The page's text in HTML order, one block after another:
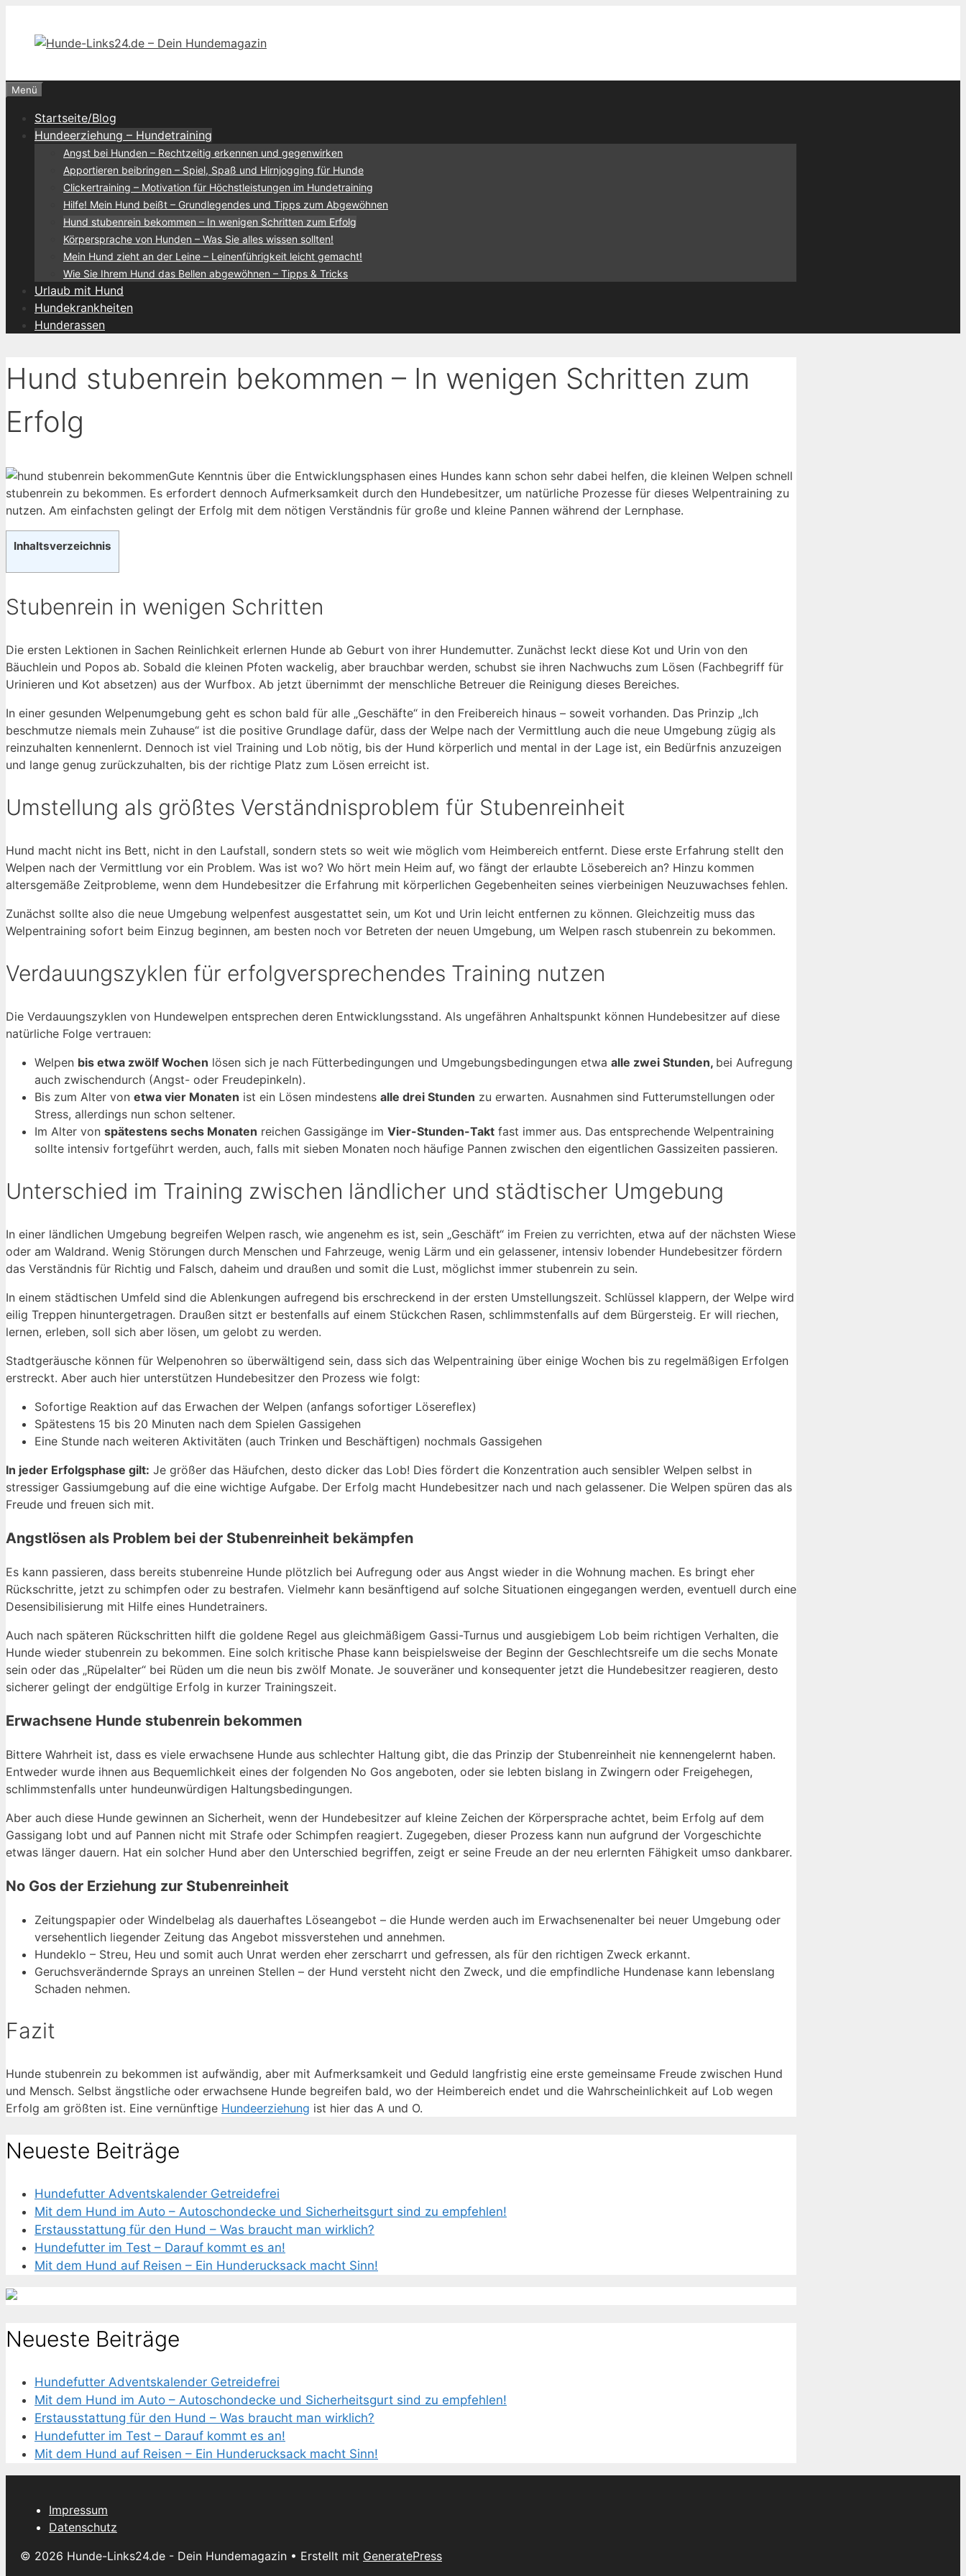
springen
Menü
Startseite/Blog
Hundeerziehung – Hundetraining
Angst bei Hunden – Rechtzeitig erkennen und gegenwirken
Apportieren beibringen – Spiel, Spaß und Hirnjogging für Hunde
Clickertraining – Motivation für Höchstleistungen im Hundetraining
Hilfe! Mein Hund beißt – Grundlegendes und Tipps zum Abgewöhnen
Hund stubenrein bekommen – In wenigen Schritten zum Erfolg
Körpersprache von Hunden – Was Sie alles wissen sollten!
Mein Hund zieht an der Leine – Leinenführigkeit leicht gemacht!
Wie Sie Ihrem Hund das Bellen abgewöhnen – Tipps & Tricks
Urlaub mit Hund
Hundekrankheiten
Hunderassen
Hund stubenrein bekommen – In wenigen Schritten zum
Erfolg
Gute Kenntnis über die Entwicklungsphasen eines Hundes kann schon sehr dabei helfen, die kleinen Welpen schnell
stubenrein zu bekommen. Es erfordert dennoch Aufmerksamkeit durch den Hundebesitzer, um natürliche Prozesse für dieses Welpentraining zu
nutzen. Am einfachsten gelingt der Erfolg mit dem nötigen Verständnis für große und kleine Pannen während der Lernphase.
Inhaltsverzeichnis
Stubenrein in wenigen Schritten
Die ersten Lektionen in Sachen Reinlichkeit erlernen Hunde ab Geburt von ihrer Hundemutter. Zunächst leckt diese Kot und Urin von den
Bäuchlein und Popos ab. Sobald die kleinen Pfoten wackelig, aber brauchbar werden, schubst sie ihren Nachwuchs zum Lösen (Fachbegriff für
Urinieren und Kot absetzen) aus der Wurfbox. Ab jetzt übernimmt der menschliche Betreuer die Reinigung dieses Bereiches.
In einer gesunden Welpenumgebung geht es schon bald für alle „Geschäfte“ in den Freibereich hinaus – soweit vorhanden. Das Prinzip „Ich
beschmutze niemals mein Zuhause“ ist die positive Grundlage dafür, dass der Welpe nach der Vermittlung auch die neue Umgebung zügig als
reinzuhalten kennenlernt. Dennoch ist viel Training und Lob nötig, bis der Hund körperlich und mental in der Lage ist, ein Bedürfnis anzuzeigen
und lange genug zurückzuhalten, bis der richtige Platz zum Lösen erreicht ist.
Umstellung als größtes Verständnisproblem für Stubenreinheit
Hund macht nicht ins Bett, nicht in den Laufstall, sondern stets so weit wie möglich vom Heimbereich entfernt. Diese erste Erfahrung stellt den
Welpen nach der Vermittlung vor ein Problem. Was ist wo? Wo hört mein Heim auf, wo fängt der erlaubte Lösebereich an? Hinzu kommen
altersgemäße Zeitprobleme, wenn dem Hundebesitzer die Erfahrung mit körperlichen Gegebenheiten seines vierbeinigen Neuzuwachses fehlen.
Zunächst sollte also die neue Umgebung welpenfest ausgestattet sein, um Kot und Urin leicht entfernen zu können. Gleichzeitig muss das
Welpentraining sofort beim Einzug beginnen, am besten noch vor Betreten der neuen Umgebung, um Welpen rasch stubenrein zu bekommen.
Verdauungszyklen für erfolgversprechendes Training nutzen
Die Verdauungszyklen von Hundewelpen entsprechen deren Entwicklungsstand. Als ungefähren Anhaltspunkt können Hundebesitzer auf diese
natürliche Folge vertrauen:
Welpen bis etwa zwölf Wochen lösen sich je nach Fütterbedingungen und Umgebungsbedingungen etwa alle zwei Stunden, bei Aufregung
auch zwischendurch (Angst- oder Freudepinkeln).
Bis zum Alter von etwa vier Monaten ist ein Lösen mindestens alle drei Stunden zu erwarten. Ausnahmen sind Futterumstellungen oder
Stress, allerdings nun schon seltener.
Im Alter von spätestens sechs Monaten reichen Gassigänge im Vier-Stunden-Takt fast immer aus. Das entsprechende Welpentraining
sollte intensiv fortgeführt werden, auch, falls mit sieben Monaten noch häufige Pannen zwischen den eigentlichen Gassizeiten passieren.
Unterschied im Training zwischen ländlicher und städtischer Umgebung
In einer ländlichen Umgebung begreifen Welpen rasch, wie angenehm es ist, sein „Geschäft“ im Freien zu verrichten, etwa auf der nächsten Wiese
oder am Waldrand. Wenig Störungen durch Menschen und Fahrzeuge, wenig Lärm und ein gelassener, intensiv lobender Hundebesitzer fördern
das Verständnis für Richtig und Falsch, daheim und draußen und somit die Lust, möglichst immer stubenrein zu sein.
In einem städtischen Umfeld sind die Ablenkungen aufregend bis erschreckend in der ersten Umstellungszeit. Schlüssel klappern, der Welpe wird
eilig Treppen hinuntergetragen. Draußen sitzt er bestenfalls auf einem Stückchen Rasen, schlimmstenfalls auf dem Bürgersteig. Er will riechen,
lernen, erleben, soll sich aber lösen, um gelobt zu werden.
Stadtgeräusche können für Welpenohren so überwältigend sein, dass sich das Welpentraining über einige Wochen bis zu regelmäßigen Erfolgen
erstreckt. Aber auch hier unterstützen Hundebesitzer den Prozess wie folgt:
Sofortige Reaktion auf das Erwachen der Welpen (anfangs sofortiger Lösereflex)
Spätestens 15 bis 20 Minuten nach dem Spielen Gassigehen
Eine Stunde nach weiteren Aktivitäten (auch Trinken und Beschäftigen) nochmals Gassigehen
In jeder Erfolgsphase gilt: Je größer das Häufchen, desto dicker das Lob! Dies fördert die Konzentration auch sensibler Welpen selbst in
stressiger Gassiumgebung auf die eine wichtige Aufgabe. Der Erfolg macht Hundebesitzer nach und nach gelassener. Die Welpen spüren das als
Freude und freuen sich mit.
Angstlösen als Problem bei der Stubenreinheit bekämpfen
Es kann passieren, dass bereits stubenreine Hunde plötzlich bei Aufregung oder aus Angst wieder in die Wohnung machen. Es bringt eher
Rückschritte, jetzt zu schimpfen oder zu bestrafen. Vielmehr kann besänftigend auf solche Situationen eingegangen werden, eventuell durch eine
Desensibilisierung mit Hilfe eines Hundetrainers.
Auch nach späteren Rückschritten hilft die goldene Regel aus gleichmäßigem Gassi-Turnus und ausgiebigem Lob beim richtigen Verhalten, die
Hunde wieder stubenrein zu bekommen. Eine solch kritische Phase kann beispielsweise der Beginn der Geschlechtsreife um die sechs Monate
sein oder das „Rüpelalter“ bei Rüden um die neun bis zwölf Monate. Je souveräner und konsequenter jetzt die Hundebesitzer reagieren, desto
sicherer gelingt der endgültige Erfolg in kurzer Trainingszeit.
Erwachsene Hunde stubenrein bekommen
Bittere Wahrheit ist, dass es viele erwachsene Hunde aus schlechter Haltung gibt, die das Prinzip der Stubenreinheit nie kennengelernt haben.
Entweder wurde ihnen aus Bequemlichkeit eines der folgenden No Gos angeboten, oder sie lebten bislang in Zwingern oder Freigehegen,
schlimmstenfalls unter hundeunwürdigen Haltungsbedingungen.
Aber auch diese Hunde gewinnen an Sicherheit, wenn der Hundebesitzer auf kleine Zeichen der Körpersprache achtet, beim Erfolg auf dem
Gassigang lobt und auf Pannen nicht mit Strafe oder Schimpfen reagiert. Zugegeben, dieser Prozess kann nun aufgrund der Vorgeschichte
etwas länger dauern. Hat ein solcher Hund aber den Unterschied begriffen, zeigt er seine Freude an der neu erlernten Fähigkeit umso dankbarer.
No Gos der Erziehung zur Stubenreinheit
Zeitungspapier oder Windelbelag als dauerhaftes Löseangebot – die Hunde werden auch im Erwachsenenalter bei neuer Umgebung oder
versehentlich liegender Zeitung das Angebot missverstehen und annehmen.
Hundeklo – Streu, Heu und somit auch Unrat werden eher zerscharrt und gefressen, als für den richtigen Zweck erkannt.
Geruchsverändernde Sprays an unreinen Stellen – der Hund versteht nicht den Zweck, und die empfindliche Hundenase kann lebenslang
Schaden nehmen.
Fazit
Hunde stubenrein zu bekommen ist aufwändig, aber mit Aufmerksamkeit und Geduld langfristig eine erste gemeinsame Freude zwischen Hund
und Mensch. Selbst ängstliche oder erwachsene Hunde begreifen bald, wo der Heimbereich endet und die Wahrscheinlichkeit auf Lob wegen
Erfolg am größten ist. Eine vernünftige Hundeerziehung ist hier das A und O.
Neueste Beiträge
Hundefutter Adventskalender Getreidefrei
Mit dem Hund im Auto – Autoschondecke und Sicherheitsgurt sind zu empfehlen!
Erstausstattung für den Hund – Was braucht man wirklich?
Hundefutter im Test – Darauf kommt es an!
Mit dem Hund auf Reisen – Ein Hunderucksack macht Sinn!
Neueste Beiträge
Hundefutter Adventskalender Getreidefrei
Mit dem Hund im Auto – Autoschondecke und Sicherheitsgurt sind zu empfehlen!
Erstausstattung für den Hund – Was braucht man wirklich?
Hundefutter im Test – Darauf kommt es an!
Mit dem Hund auf Reisen – Ein Hunderucksack macht Sinn!
Impressum
Datenschutz
© 2026 Hunde-Links24.de - Dein Hundemagazin • Erstellt mit GeneratePress